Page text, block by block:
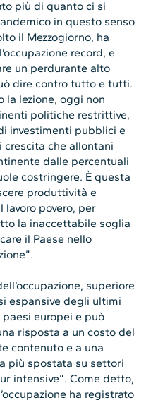
più di quanto ci si
in questo senso
il Mezzogiorno, ha
record, e
un perdurante alto
dire contro tutto e tutti.
la lezione, oggi non
politiche restrittive,
investimenti pubblici e
crescita che allontani
dalle percentuali
costringere. È questa
produttività e
povero, per
la inaccettabile soglia
il Paese nello
superiore
espansive degli ultimi
europei e può
risposta a un costo del
contenuto e a una
più spostata su settori
intensive”. Come detto,
ha registrato